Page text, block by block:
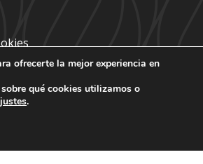
más información
ofrecerte la mejor experiencia en
qué cookies utilizamos o
.